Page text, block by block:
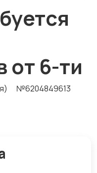
от 6-ти
№6204849613